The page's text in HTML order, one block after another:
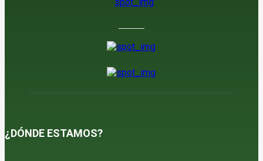
¿DÓNDE ESTAMOS?